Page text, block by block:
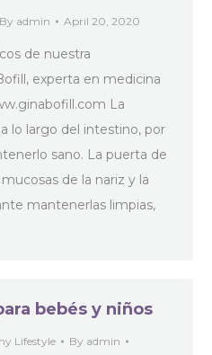
By admin April 20, 2020
de nuestra
experta en medicina
La
lo largo del intestino, por
sano. La puerta de
de la nariz y la
mantenerlas limpias,
bebés y niños
Lifestyle By admin